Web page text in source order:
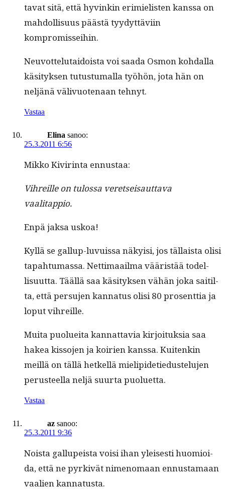
ta­vat sitä, että hyvinkin erim­ielis­ten kanssa on
mah­dol­lisu­us päästä tyy­dyt­tävi­in
kompromisseihin.
Neu­vot­te­lu­taidoista voi saa­da Osmon kohdal­la
käsi­tyk­sen tutus­tu­mal­la työhön, jota hän on
neljänä välivuote­naan tehnyt.
Vastaa
Elina sanoo:
25.3.2011 6:56
Mikko Kivir­in­ta ennustaa:
Vihreille on tulos­sa veret­seisaut­ta­va
vaalitappio.
Enpä jak­sa uskoa!
Kyl­lä se gallup-luvuis­sa näky­isi, jos täl­laista olisi
tapah­tu­mas­sa. Net­ti­maail­ma vääristää todel­
lisu­ut­ta. Tääl­lä saa käsi­tyk­sen vähän joka saitil­
ta, että per­su­jen kan­na­tus olisi 80 pros­ent­tia ja
lop­ut vihreille.
Mui­ta puoluei­ta kan­nat­tavia kir­joituk­sia saa
hakea kisso­jen ja koirien kanssa. Kuitenkin
meil­lä on täl­lä het­kel­lä mielipi­de­tiedustelu­jen
perus­teel­la neljä suur­ta puoluetta.
Vastaa
az sanoo:
25.3.2011 9:36
Noista gallu­peista voisi ihan yleis­es­ti huomioi­
da, että ne pyrkivät nimeno­maan ennus­ta­maan
vaalien kannatusta.